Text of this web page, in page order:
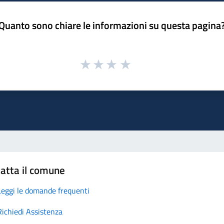
sono chiare le informazioni su questa
il comune
le domande frequenti
Assistenza